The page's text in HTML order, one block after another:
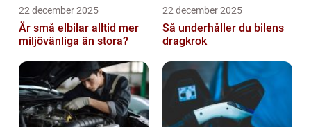
22 december 2025
Är små elbilar alltid mer
miljövänliga än stora?
22 december 2025
Så underhåller du bilens
dragkrok